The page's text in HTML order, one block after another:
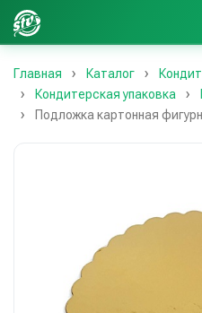
Главная Каталог
Кондитерская упаковка
Подложка картонная